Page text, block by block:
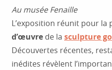
Au musée Fenaille
L’exposition réunit pour la
d’œuvre de la sculpture
Découvertes récentes,
inédites révèlent